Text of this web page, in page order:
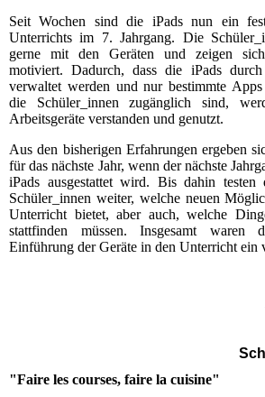
Seit Wochen sind die iPads nun ein
Unterrichts im 7. Jahrgang. Die
gerne mit den Geräten und zeigen
motiviert. Dadurch, dass die iPads
verwaltet werden und nur bestimmte
die Schüler_innen zugänglich sind,
Arbeitsgeräte verstanden und genutzt.
Aus den bisherigen Erfahrungen ergeben
für das nächste Jahr, wenn der nächste
iPads ausgestattet wird. Bis dahin testen
Schüler_innen weiter, welche neuen
Unterricht bietet, aber auch, welche
stattfinden müssen. Insgesamt waren
Einführung der Geräte in den Unterricht ein
"Faire les courses, faire la cuisine"